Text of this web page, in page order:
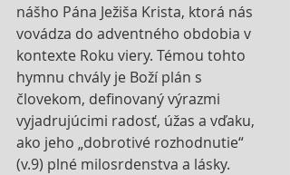
nášho Pána Ježiša Krista, ktorá nás
vovádza do adventného obdobia v
kontexte Roku viery. Témou tohto
hymnu chvály je Boží plán s
človekom, definovaný výrazmi
vyjadrujúcimi radosť, úžas a vďaku,
ako jeho „dobrotivé rozhodnutie“
(v.9) plné milosrdenstva a lásky.